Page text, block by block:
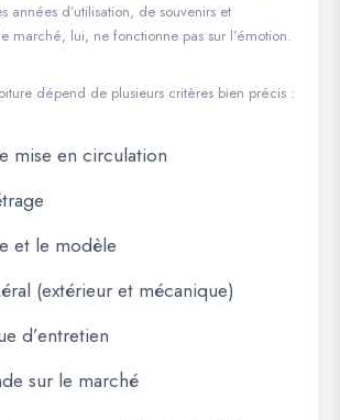
années d’utilisation, de souvenirs et
marché, lui, ne fonctionne pas sur l’émotion.
dépend de plusieurs critères bien précis :
mise en circulation
et le modèle
(extérieur et mécanique)
d’entretien
sur le marché